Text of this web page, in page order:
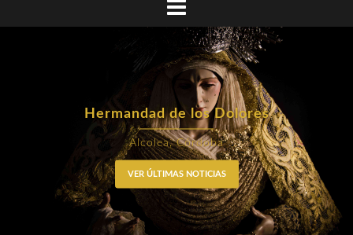
Hermandad de los Dolores
Alcolea, Córdoba
VER ÚLTIMAS NOTICIAS